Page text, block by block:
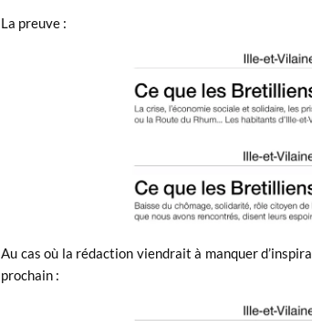
La preuve :
Au cas où la rédaction viendrait à manquer
prochain :